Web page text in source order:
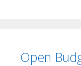
Open